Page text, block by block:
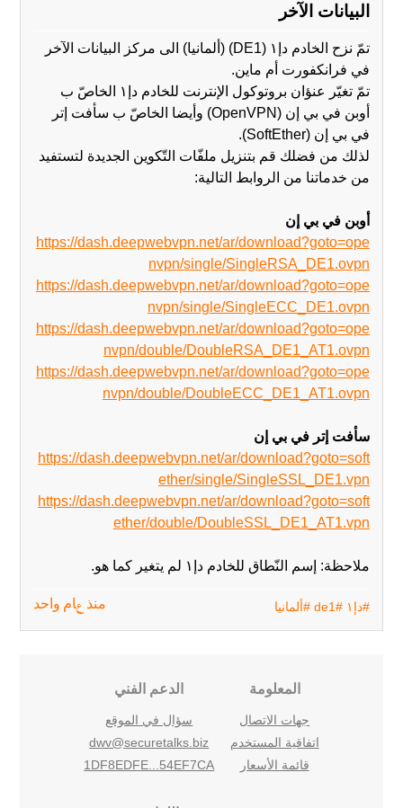
البيانات الآخر
تمّ نزح الخادم دإ١ (DE1) (ألمانيا) الى مركز البيانات الآخر
في فرانكفورت أم ماين.
تمّ ‫تغيّر عنؤان بروتوكول الإنترنت للخادم دإ١ الخاصّ ب
أوبن في بي إن (OpenVPN) وأيضا الخاصّ ب سأفت إتر
في بي إن (SoftEther).
‫من‬ خدماتنا‬ ‫من‬ ‫الروابط‬ ‫التالية‬:
أوبن في بي إن
https://dash.deepwebvpn.net/ar/download?goto=ope
nvpn/single/SingleRSA_DE1.ovpn
https://dash.deepwebvpn.net/ar/download?goto=ope
nvpn/single/SingleECC_DE1.ovpn
https://dash.deepwebvpn.net/ar/download?goto=ope
nvpn/double/DoubleRSA_DE1_AT1.ovpn
https://dash.deepwebvpn.net/ar/download?goto=ope
nvpn/double/DoubleECC_DE1_AT1.ovpn
سأفت إتر في بي إن
https://dash.deepwebvpn.net/ar/download?goto=soft
ether/single/SingleSSL_DE1.vpn
https://dash.deepwebvpn.net/ar/download?goto=soft
ether/double/DoubleSSL_DE1_AT1.vpn
ملاحظة: إسم النّطاق للخادم دإ١ لم يتغير‬ كما هو.
منذ عام واحد #دإ١ #de1 #ألمانيا
المعلومة
جهات الاتصال
اتفاقية المستخدم
قائمة الأسعار
الدعم الفني
سؤال في الموقع
dwv@securetalks.biz
1DF8EDFE...54EF7CA